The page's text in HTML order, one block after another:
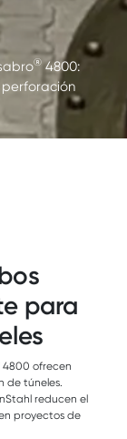
®4800:
para
4800 ofrecen
de túneles.
reducen el
proyectos de